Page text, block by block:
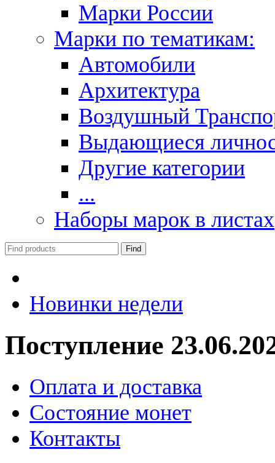
Марки России
Марки по тематикам:
Автомобили
Архитектура
Воздушный
Выдающиеся
Другие категории
...
Наборы марок в листах
Новинки недели
Поступление
Оплата и доставка
Состояние монет
Контакты